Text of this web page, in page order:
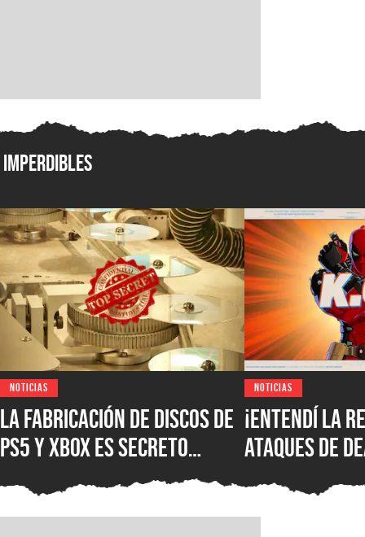
Imperdibles
NOTICIAS
La fabricación de discos de
PS5 y XBOX es secreto
industrial, pero una
investigación reveló parte
NOTICIAS
¡Entendí la
ataques de
Marvel
Souls